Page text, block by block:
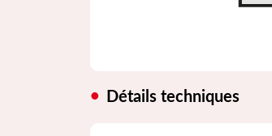
Détails techniques